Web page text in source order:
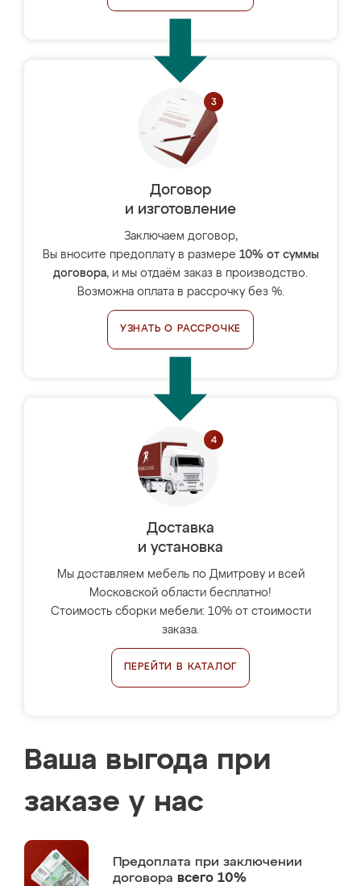
Договор
и изготовление
Заключаем договор,
Вы вносите предоплату в размере 10% от суммы
договора, и мы отдаём заказ в производство.
Возможна оплата в рассрочку без %.
УЗНАТЬ О РАССРОЧКЕ
Доставка
и установка
Мы доставляем мебель по Дмитрову и всей
Московской области бесплатно!
Стоимость сборки мебели: 10% от стоимости
заказа.
ПЕРЕЙТИ В КАТАЛОГ
Ваша выгода при
заказе у нас
Предоплата при заключении
договора всего 10%